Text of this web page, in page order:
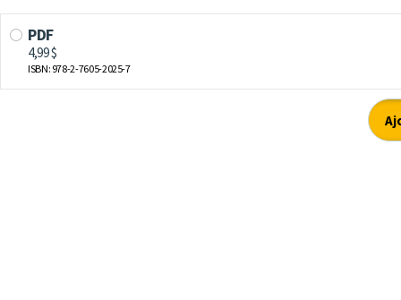
PDF
4,99 $
ISBN: 978-2-7605-2025-7